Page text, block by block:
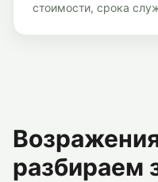
стоимости, срока
разбираем